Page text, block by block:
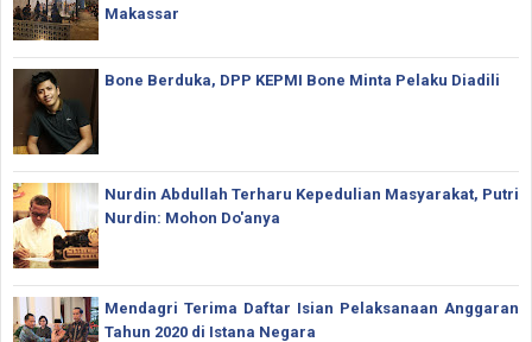
Makassar
Bone Berduka, DPP KEPMI Bone Minta Pelaku Diadili
Nurdin Abdullah Terharu Kepedulian Masyarakat, Putri
Nurdin: Mohon Do'anya
Mendagri Terima Daftar Isian Pelaksanaan Anggaran
Tahun 2020 di Istana Negara